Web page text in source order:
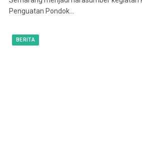
Penguatan Pondok…
BERITA